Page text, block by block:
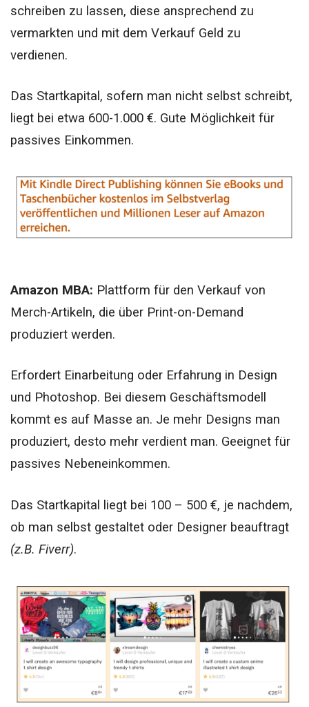
schreiben zu lassen, diese ansprechend zu
vermarkten und mit dem Verkauf Geld zu
verdienen.
Das Startkapital, sofern man nicht selbst schreibt,
liegt bei etwa 600-1.000 €. Gute Möglichkeit für
passives Einkommen.
Amazon MBA: Plattform für den Verkauf von
Merch-Artikeln, die über Print-on-Demand
produziert werden.
Erfordert Einarbeitung oder Erfahrung in Design
und Photoshop. Bei diesem Geschäftsmodell
kommt es auf Masse an. Je mehr Designs man
produziert, desto mehr verdient man. Geeignet für
passives Nebeneinkommen.
Das Startkapital liegt bei 100 – 500 €, je nachdem,
ob man selbst gestaltet oder Designer beauftragt
(z.B. Fiverr).